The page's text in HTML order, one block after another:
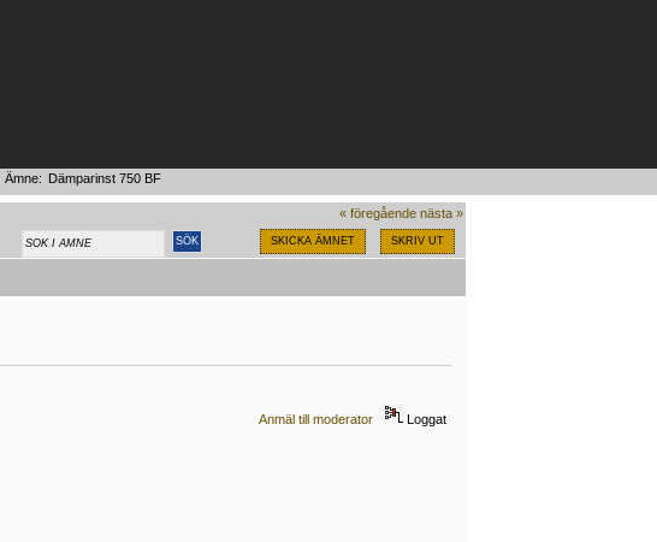
Ämne: Dämparinst 750 BF
« föregående nästa »
SKICKA ÄMNET SKRIV UT
Anmäl till moderator Loggat